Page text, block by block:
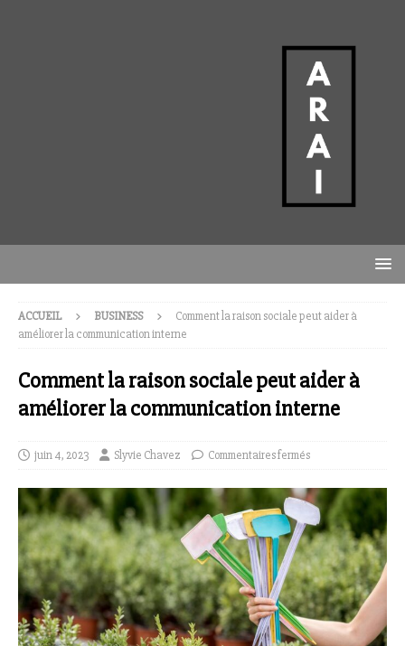
ACCUEIL BUSINESS
Comment la raison sociale peut aider à
améliorer la communication interne
Comment la raison sociale peut aider à
améliorer la communication interne
juin 4, 2023 Slyvie Chavez Commentaires fermés